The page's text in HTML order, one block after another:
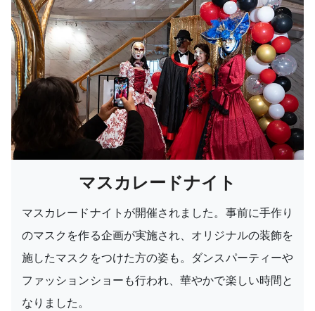
マスカレードナイト
マスカレードナイトが開催されました。事前に手作り
のマスクを作る企画が実施され、オリジナルの装飾を
施したマスクをつけた方の姿も。ダンスパーティーや
ファッションショーも行われ、華やかで楽しい時間と
なりました。